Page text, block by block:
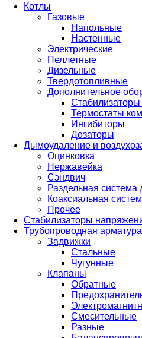
Котлы
Газовые
Напольные
Настенные
Электрические
Пеллетные
Дизельные
Твердотопливные
Дополнительное
Термостаты
Ингибиторы
Дозаторы
Дымоудаление и
Оцинковка
Нержавейка
Сэндвич
Раздельная
Коаксиальная
Прочее
Стабилизаторы
Трубопроводная арматура
Задвижки
Стальные
Чугунные
Клапаны
Обратные
Смесительные
Разные